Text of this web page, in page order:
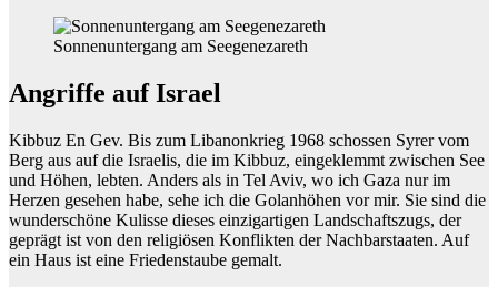
Sonnenuntergang am Seegenezareth
Angriffe auf Israel
Kibbuz En Gev. Bis zum Libanonkrieg 1968 schossen Syrer vom
Berg aus auf die Israelis, die im Kibbuz, eingeklemmt zwischen See
und Höhen, lebten. Anders als in Tel Aviv, wo ich Gaza nur im
Herzen gesehen habe, sehe ich die Golanhöhen vor mir. Sie sind die
wunderschöne Kulisse dieses einzigartigen Landschaftszugs, der
geprägt ist von den religiösen Konflikten der Nachbarstaaten. Auf
ein Haus ist eine Friedenstaube gemalt.